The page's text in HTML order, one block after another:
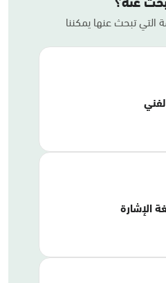
التي تبحث عنها يمكننا
الإشارة